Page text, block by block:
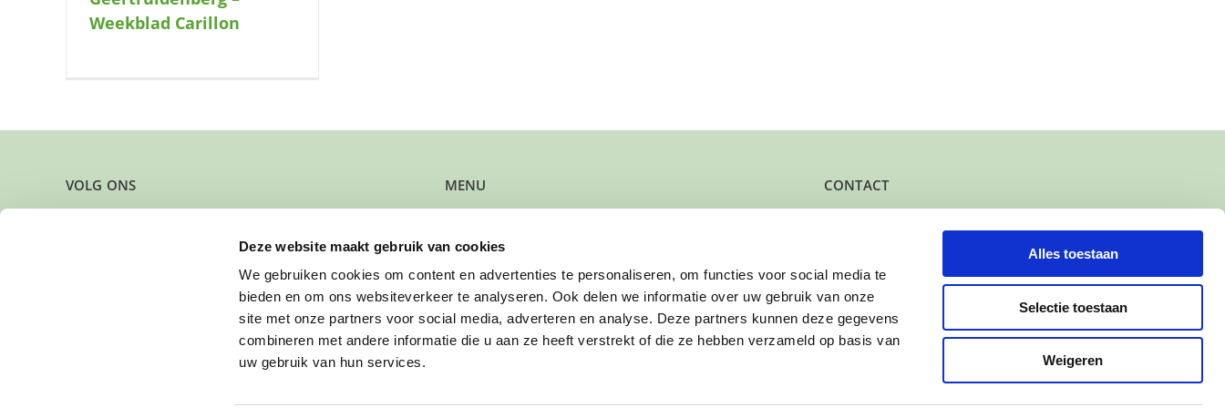
Deze website maakt gebruik van cookies
We gebruiken cookies om content en advertenties te personaliseren, om functies voor social media te
bieden en om ons websiteverkeer te analyseren. Ook delen we informatie over uw gebruik van onze
site met onze partners voor social media, adverteren en analyse. Deze partners kunnen deze gegevens
combineren met andere informatie die u aan ze heeft verstrekt of die ze hebben verzameld op basis van
uw gebruik van hun services.
Alles toestaan
Selectie toestaan
Weigeren
Weekblad Carillon
VOLG ONS MENU
Kun je steun gebruiken?
Wil je een gezin verwijzen?
Werk je bij de gemeente?
Wil je solliciteren?
Wil je doneren?
CONTACT
Het kantoor- en postadres van Buurtgezinnen is:
KvK-nummer: 61625078
IBAN: NL95 INGB 0006 7343 78
Contact